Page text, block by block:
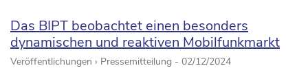
Das BIPT beobachtet einen besonders
dynamischen und reaktiven Mobilfunkmarkt
Veröffentlichungen › Pressemitteilung - 02/12/2024